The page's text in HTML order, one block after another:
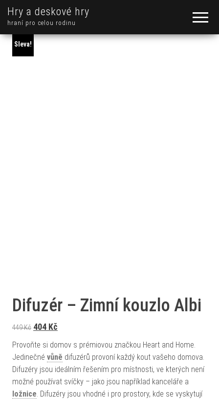
Hry a deskové hry
hraní pro celou rodinu
Sleva!
Difuzér – Zimní kouzlo Albi
449Kč Původní cena byla: 449 Kč.
404 Kč
Provoňte si domov s prémiovou značkou Heart and Home.
Jedinečné vůně difuzérů provoní každý kout vašeho domova.
Difuzéry jsou ideálním řešením pro místnosti, ve kterých není
možné používat svíčky – jako jsou například kanceláře a
ložnice . Difuzéry jsou vhodné i pro prostory, kde se vyskytují